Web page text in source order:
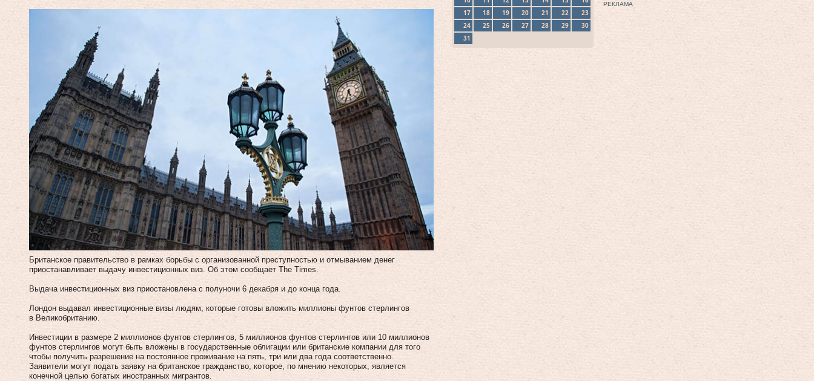
Британское правительство в рамках борьбы с организованной преступностью и отмыванием денег
приостанавливает выдачу инвестиционных виз. Об этом сообщает The Times.
Выдача инвестиционных виз приостановлена с полуночи 6 декабря и до конца года.
Лондон выдавал инвестиционные визы людям, которые готовы вложить миллионы фунтов стерлингов
в Великобританию.
Инвестиции в размере 2 миллионов фунтов стерлингов, 5 миллионов фунтов стерлингов или 10 миллионов
фунтов стерлингов могут быть вложены в государственные облигации или британские компании для того
чтобы получить разрешение на постоянное проживание на пять, три или два года соответственно.
Заявители могут подать заявку на британское гражданство, которое, по мнению некоторых, является
конечной целью богатых иностранных мигрантов.
17
18 19 20 21 22
23
24
25 26 27 28 29
30
31
РЕКЛАМА